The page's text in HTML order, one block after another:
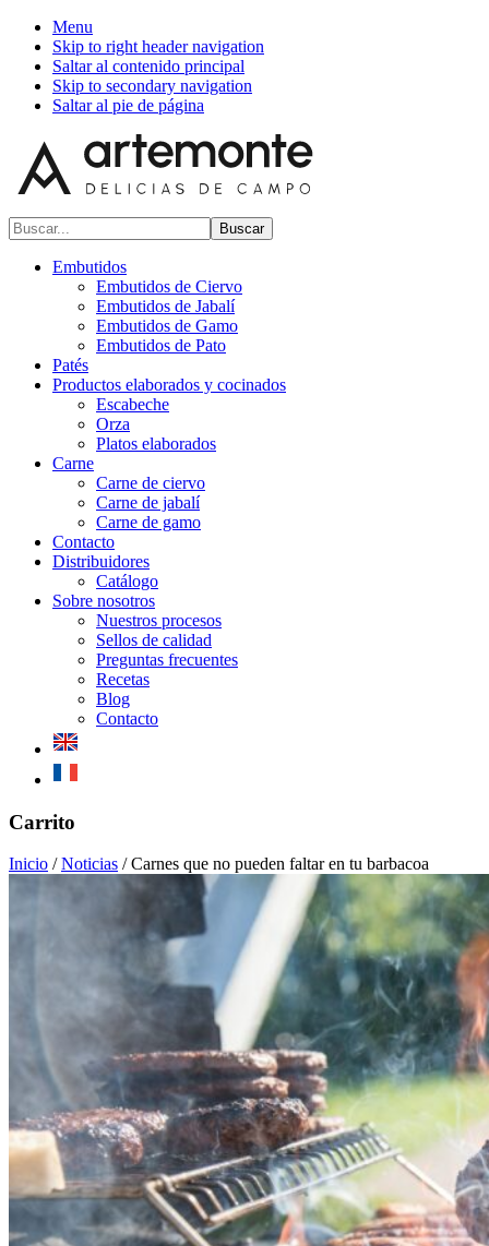
Menu
Skip to right header navigation
Saltar al contenido principal
Skip to secondary navigation
Saltar al pie de página
Buscar...
Embutidos
Embutidos de Ciervo
Embutidos de Jabalí
Embutidos de Gamo
Embutidos de Pato
Patés
Productos elaborados y cocinados
Escabeche
Orza
Platos elaborados
Carne
Carne de ciervo
Carne de jabalí
Carne de gamo
Contacto
Distribuidores
Catálogo
Sobre nosotros
Nuestros procesos
Sellos de calidad
Preguntas frecuentes
Recetas
Blog
Contacto
Mobile
Menu
Carrito
Inicio / Noticias /Carnes que no pueden faltar en tu barbacoa